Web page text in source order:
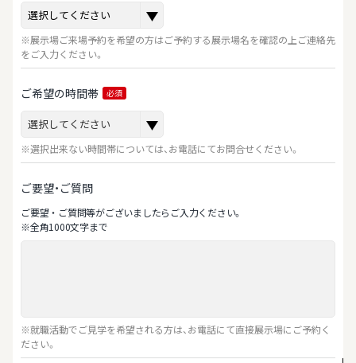
※展示場ご来場予約を希望の方はご予約する展示場名を確認の上ご連絡先
をご入力ください。
ご希望の時間帯 必須
※選択出来ない時間帯については、お電話にてお問合せください。
ご要望・ご質問
ご要望‧ご質問等がございましたらご⼊⼒ください。
※全⾓1000⽂字まで
※就職活動でご見学を希望される方は、お電話にて直接展示場にご予約く
ださい。